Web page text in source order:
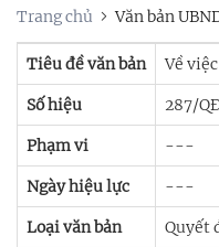
Trang chủ Văn bản
Tiêu đề văn bản Về
Số hiệu 287/
Phạm vi ---
Ngày hiệu lực ---
Loại văn bản Quyết